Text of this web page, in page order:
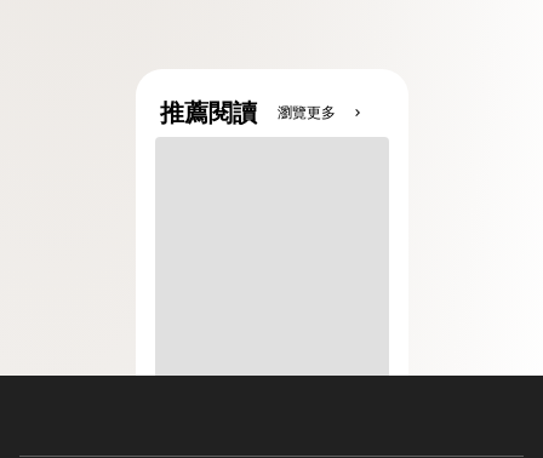
推薦閱讀 瀏覽更多 chevron_right